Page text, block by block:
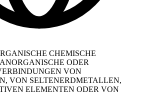
CHEMISCHE
ODER
VON
VON SELTENERDMETALLEN,
ELEMENTEN ODER VON